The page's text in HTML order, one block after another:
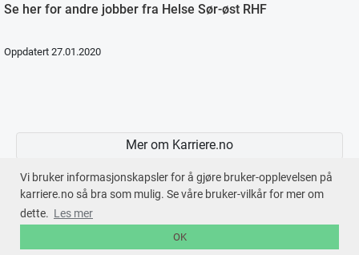
Vi bruker informasjonskapsler for å gjøre bruker-opplevelsen på
karriere.no så bra som mulig. Se våre bruker-vilkår for mer om
dette. Les mer
OK
Se her for andre jobber fra Helse Sør-øst RHF
Oppdatert 27.01.2020
Mer om Karriere.no
Karriere.no